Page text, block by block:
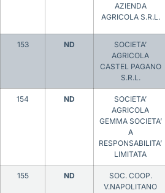
AZIENDA
AGRICOLA S.R.L.
153 ND
SOCIETA’
AGRICOLA
CASTEL PAGANO
S.R.L.
154 ND
SOCIETA’
AGRICOLA
GEMMA SOCIETA’
A
RESPONSABILITA’
LIMITATA
155 ND
SOC. COOP.
V.NAPOLITANO